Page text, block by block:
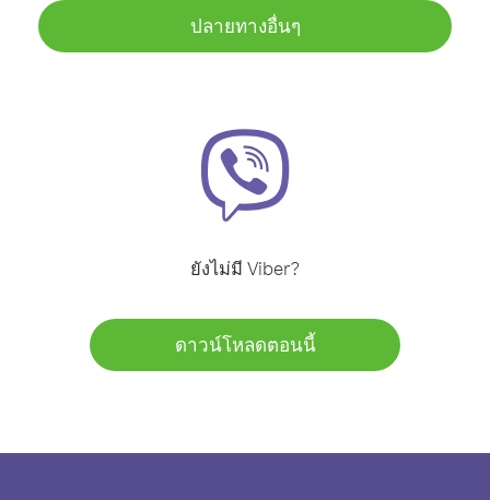
ปลายทางอื่นๆ
ยังไม่มี Viber?
ดาวน์โหลดตอนนี้